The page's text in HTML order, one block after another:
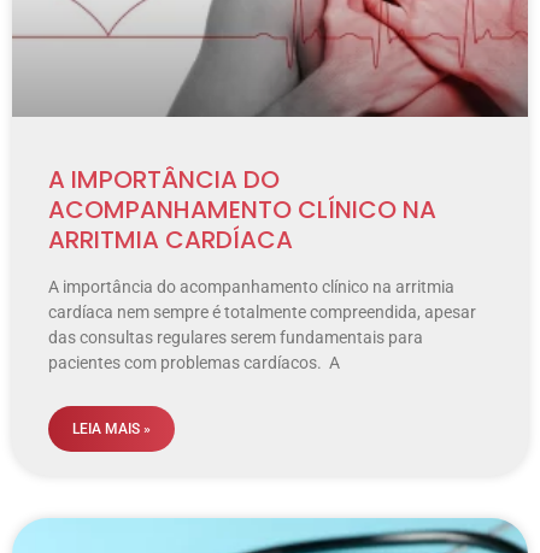
A IMPORTÂNCIA DO
ACOMPANHAMENTO CLÍNICO NA
ARRITMIA CARDÍACA
A importância do acompanhamento clínico na arritmia
cardíaca nem sempre é totalmente compreendida, apesar
das consultas regulares serem fundamentais para
pacientes com problemas cardíacos. A
LEIA MAIS »